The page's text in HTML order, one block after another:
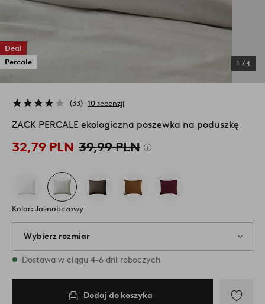
Deal
Percale
1 /4
33 10 recenzji
ZACK PERCALE ekologiczna poszewka na poduszkę
32,79 PLN 39,99 PLN
Kolor: Jasnobezowy
Wybierz rozmiar
{variants} rozmiary są dostępne w magazynie
Dostawa w ciągu 4-6 dni roboczych
DodajDodaj do koszyka